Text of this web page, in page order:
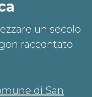
un secolo
raccontato
di San